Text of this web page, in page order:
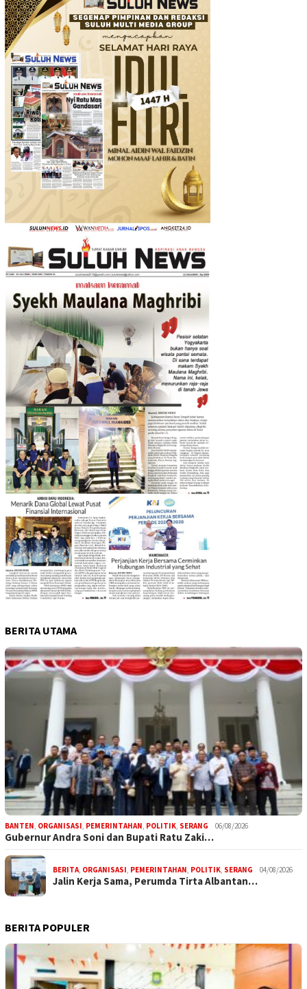
BERITA UTAMA
BANTEN, ORGANISASI, PEMERINTAHAN, POLITIK, SERANG 06/08/2026
Gubernur Andra Soni dan Bupati Ratu Zaki…
BERITA, ORGANISASI, PEMERINTAHAN, POLITIK, SERANG 04/08/2026
Jalin Kerja Sama, Perumda Tirta Albantan…
BERITA POPULER